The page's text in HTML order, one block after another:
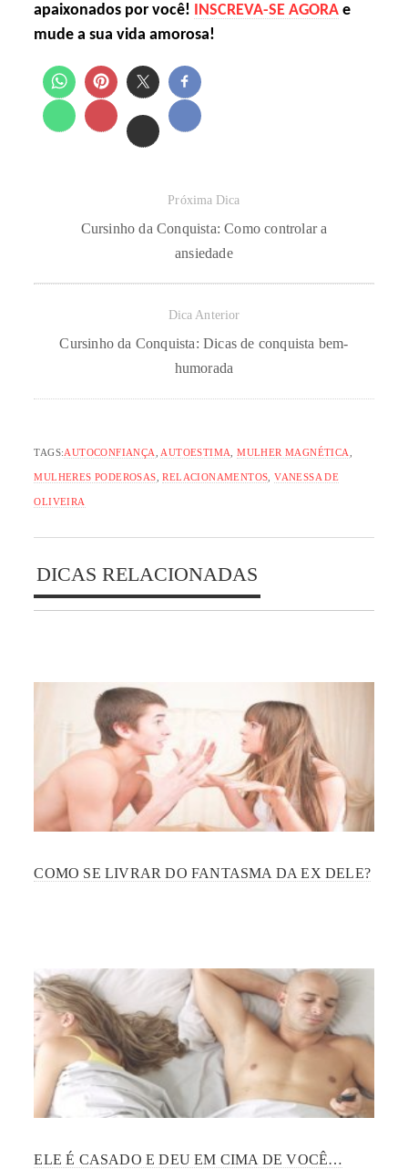
apaixonados por você! INSCREVA-SE AGORA e
mude a sua vida amorosa!
Próxima Dica
Cursinho da Conquista: Como controlar a
ansiedade
Dica Anterior
Cursinho da Conquista: Dicas de conquista bem-
humorada
TAGS:AUTOCONFIANÇA AUTOESTIMA ,MULHER MAGNÉTICA
MULHERES PODEROSAS ,RELACIONAMENTOS ,VANESSA DE
OLIVEIRA
DICAS RELACIONADAS
COMO SE LIVRAR DO FANTASMA DA EX DELE?
ELE É CASADO E DEU EM CIMA DE VOCÊ…